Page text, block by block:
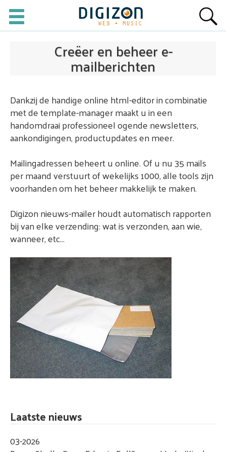
Creëer en beheer e-
mailberichten
Dankzij de handige online html-editor in combinatie
met de template-manager maakt u in een
handomdraai professioneel ogende newsletters,
aankondigingen, productupdates en meer.
Mailingadressen beheert u online. Of u nu 35 mails
per maand verstuurt of wekelijks 1000, alle tools zijn
voorhanden om het beheer makkelijk te maken.
Digizon nieuws-mailer houdt automatisch rapporten
bij van elke verzending: wat is verzonden, aan wie,
wanneer, etc…
Laatste nieuws
03-2026